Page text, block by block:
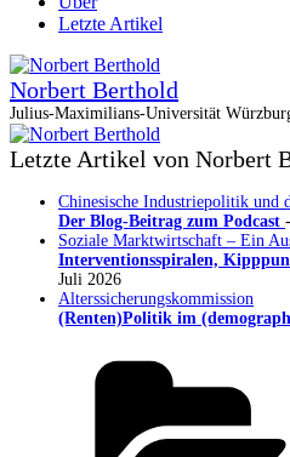
Letzte Artikel
Norbert Berthold
Julius-Maximilians-Universität
Letzte Artikel von Norbert
Chinesische Industriepolitik und
Der Blog-Beitrag zum Podcast
Soziale Marktwirtschaft – Ein
Interventionsspiralen,
Juli 2026
Alterssicherungskommission
(Renten)Politik im